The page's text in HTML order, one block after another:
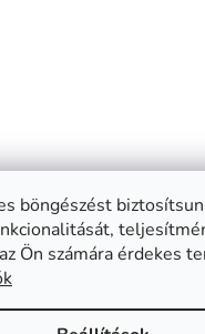
böngészést
Ön számára érdekes